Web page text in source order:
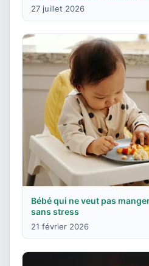
27 juillet 2026
Bébé qui ne veut pas
sans stress
21 février 2026